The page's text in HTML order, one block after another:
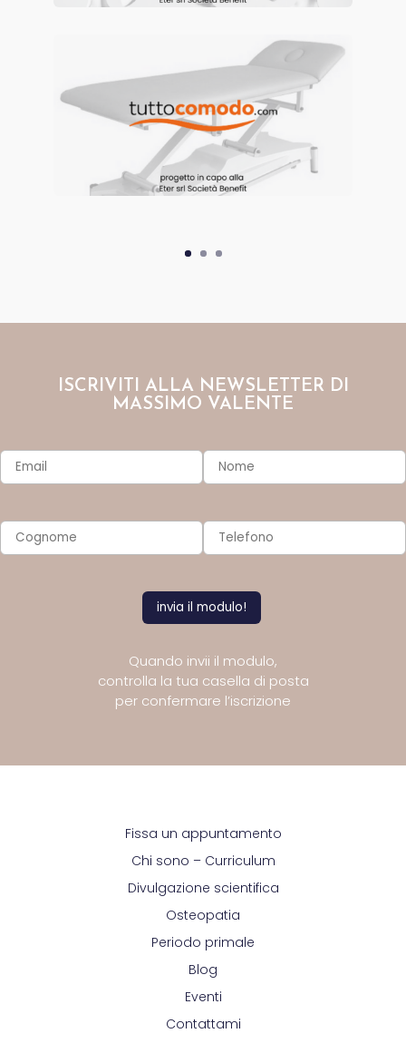
ISCRIVITI ALLA NEWSLETTER DI
MASSIMO VALENTE
Quando invii il modulo,
controlla la tua casella di posta
per confermare l’iscrizione
Fissa un appuntamento
Chi sono – Curriculum
Divulgazione scientifica
Osteopatia
Periodo primale
Blog
Eventi
Contattami